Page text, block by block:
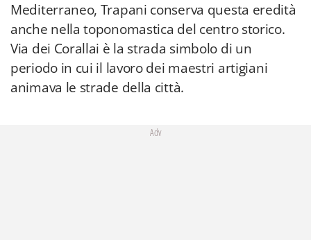
Mediterraneo, Trapani conserva questa eredità
anche nella toponomastica del centro storico.
Via dei Corallai è la strada simbolo di un
periodo in cui il lavoro dei maestri artigiani
animava le strade della città.
Adv